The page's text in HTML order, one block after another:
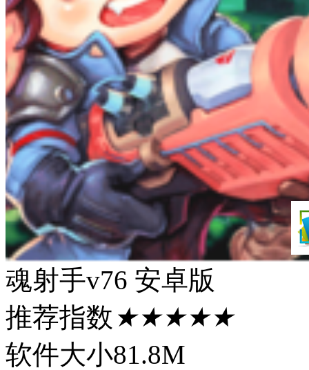
魂射手v76 安卓版
推荐指数 ★★★★★
软件大小81.8M